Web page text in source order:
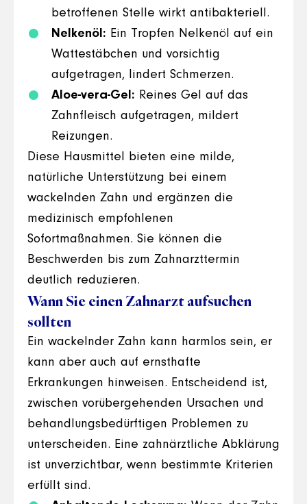
betroffenen Stelle wirkt antibakteriell.
Nelkenöl: Ein Tropfen Nelkenöl auf ein
Wattestäbchen und vorsichtig
aufgetragen, lindert Schmerzen.
Aloe-vera-Gel: Reines Gel auf das
Zahnfleisch aufgetragen, mildert
Reizungen.
Diese Hausmittel bieten eine milde,
natürliche Unterstützung bei einem
wackelnden Zahn und ergänzen die
medizinisch empfohlenen
Sofortmaßnahmen. Sie können die
Beschwerden bis zum Zahnarzttermin
deutlich reduzieren.
Wann Sie einen Zahnarzt aufsuchen
sollten
Ein wackelnder Zahn kann harmlos sein, er
kann aber auch auf ernsthafte
Erkrankungen hinweisen. Entscheidend ist,
zwischen vorübergehenden Ursachen und
behandlungsbedürftigen Problemen zu
unterscheiden. Eine zahnärztliche Abklärung
ist unverzichtbar, wenn bestimmte Kriterien
erfüllt sind.